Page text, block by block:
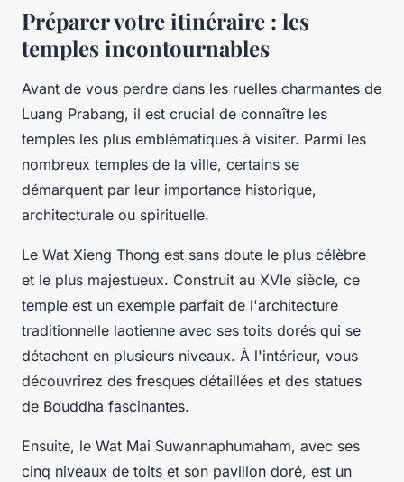
Préparer votre itinéraire : les
temples incontournables
Avant de vous perdre dans les ruelles charmantes de
Luang Prabang, il est crucial de connaître les
temples les plus emblématiques à visiter. Parmi les
nombreux temples de la ville, certains se
démarquent par leur importance historique,
architecturale ou spirituelle.
Le Wat Xieng Thong est sans doute le plus célèbre
et le plus majestueux. Construit au XVIe siècle, ce
temple est un exemple parfait de l'architecture
traditionnelle laotienne avec ses toits dorés qui se
détachent en plusieurs niveaux. À l'intérieur, vous
découvrirez des fresques détaillées et des statues
de Bouddha fascinantes.
Ensuite, le Wat Mai Suwannaphumaham, avec ses
cinq niveaux de toits et son pavillon doré, est un